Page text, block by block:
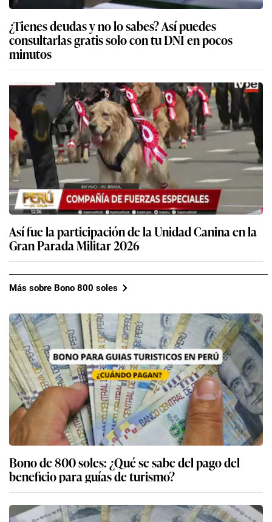
¿Tienes deudas y no lo sabes? Así puedes
consultarlas gratis solo con tu DNI en pocos
minutos
Así fue la participación de la Unidad Canina en la
Gran Parada Militar 2026
Más sobre Bono 800 soles
Bono de 800 soles: ¿Qué se sabe del pago del
beneficio para guías de turismo?